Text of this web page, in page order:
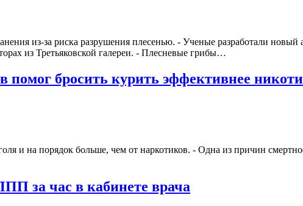
из-за риска разрушения плесенью. - Ученые разработали
из Третьяковской галереи. - Плесневые грибы…
бросить курить эффективнее
и на порядок больше, чем от наркотиков. - Одна из причин
за час в кабинете врача